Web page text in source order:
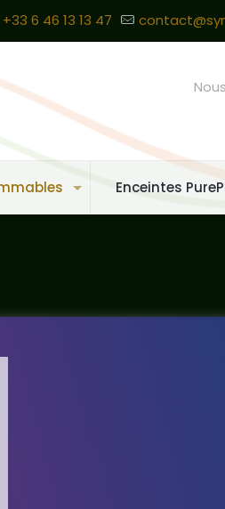
+33 6 46 13 13 47
Enceintes